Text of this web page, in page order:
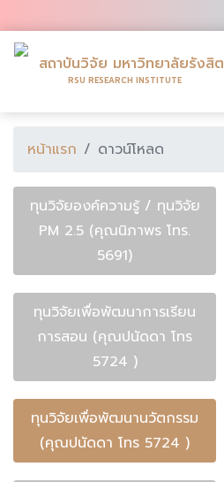
สถาบันวิจัย มหาวิทยาลัยรังสิต
RSU RESEARCH INSTITUTE
หน้าแรก ดาวน์โหลด
ทุนวิจัยองค์ความรู้ / ทุนวิจัย
PM 2.5 (คุณนิภาพร โทร.
5691)
ทุนวิจัยเพื่อพัฒนาการเรียน
การสอน (คุณปนัดดา โทร
5724 )
ทุนวิจัยเพื่อพัฒนานวัตกรรม
(คุณปนัดดา โทร 5724 )